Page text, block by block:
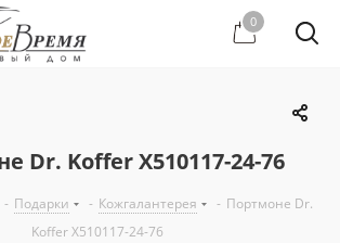
0
Dr. Koffer X510117-24-76
- Подарки - Кожгалантерея - Портмоне Dr.
Koffer X510117-24-76